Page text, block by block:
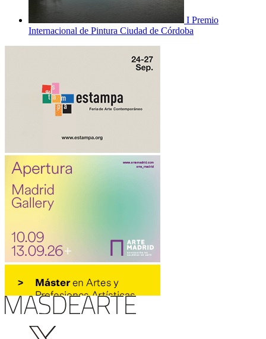
I Premio
Internacional de Pintura Ciudad de Córdoba